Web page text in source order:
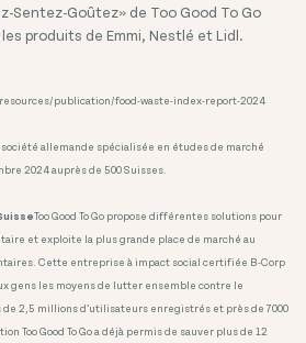
Sentez-Goûtez» de Too Good To Go
produits de Emmi, Nestlé et Lidl.
publication/food-waste-index-report-2024
allemande spécialisée en études de marché
2024 auprès de 500 Suisses.
Too Good To Go propose différentes solutions pour
et exploite la plus grande place de marché au
Cette entreprise à impact social certifiée B-Corp
gens les moyens de lutter ensemble contre le
2,5 millions d’utilisateurs enregistrés et près de 7000
Too Good To Go a déjà permis de sauver plus de 12